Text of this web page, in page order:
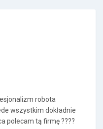
robota
wszystkim dokładnie
polecam tą firmę ????